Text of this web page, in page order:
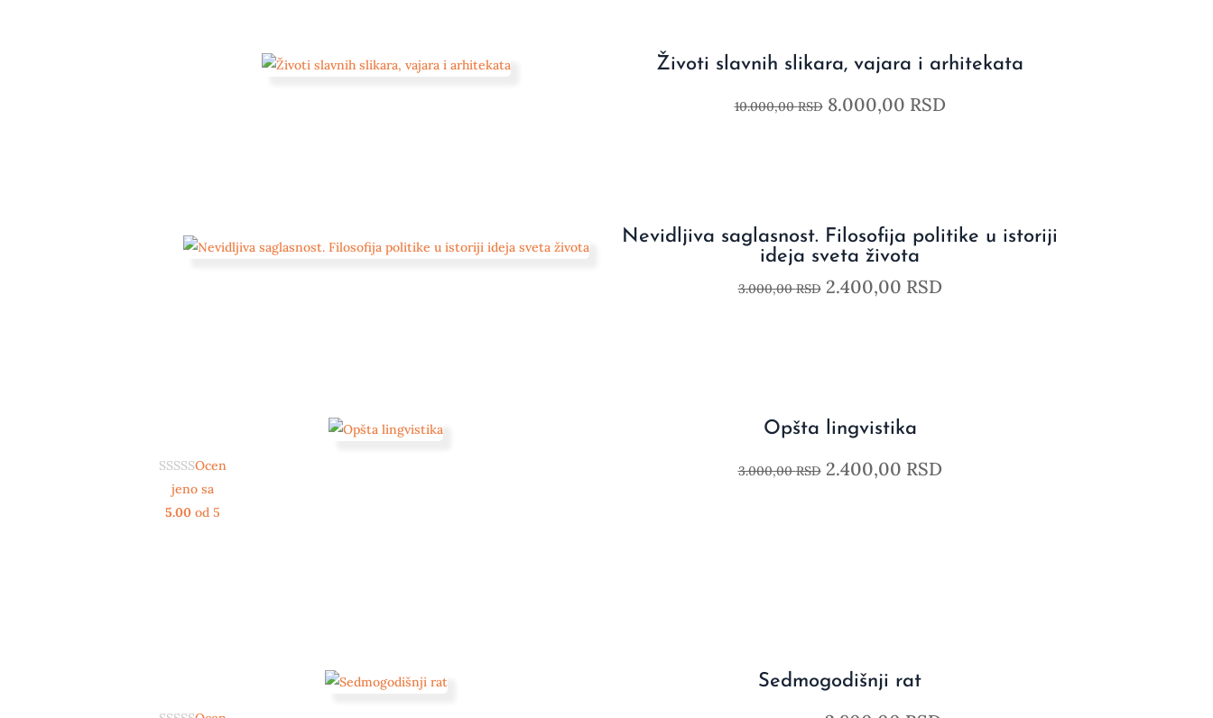
Životi slavnih slikara, vajara i arhitekata
10.000,00RSD 8.000,00 RSD
Nevidljiva saglasnost. Filosofija politike u istoriji
ideja sveta života
3.000,00RSD 2.400,00 RSD
Opšta lingvistika
Ocen
jeno sa
5.00 od 5
3.000,00RSD 2.400,00 RSD
Sedmogodišnji rat